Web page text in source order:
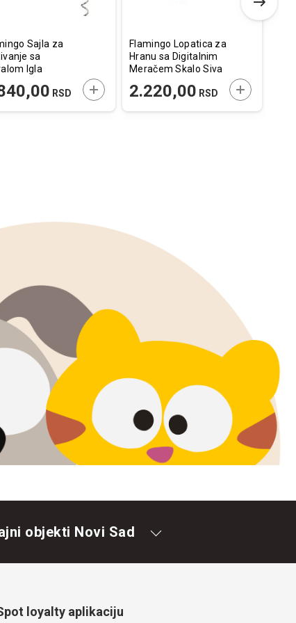
Sajla za
sa
Igla
RSD DODAJTE U KORPU
Flamingo Lopatica za
Hranu sa Digitalnim
Meračem Skalo Siva
300ml
2.220,00 RSD DODAJTE U
objekti Novi Sad
loyalty aplikaciju